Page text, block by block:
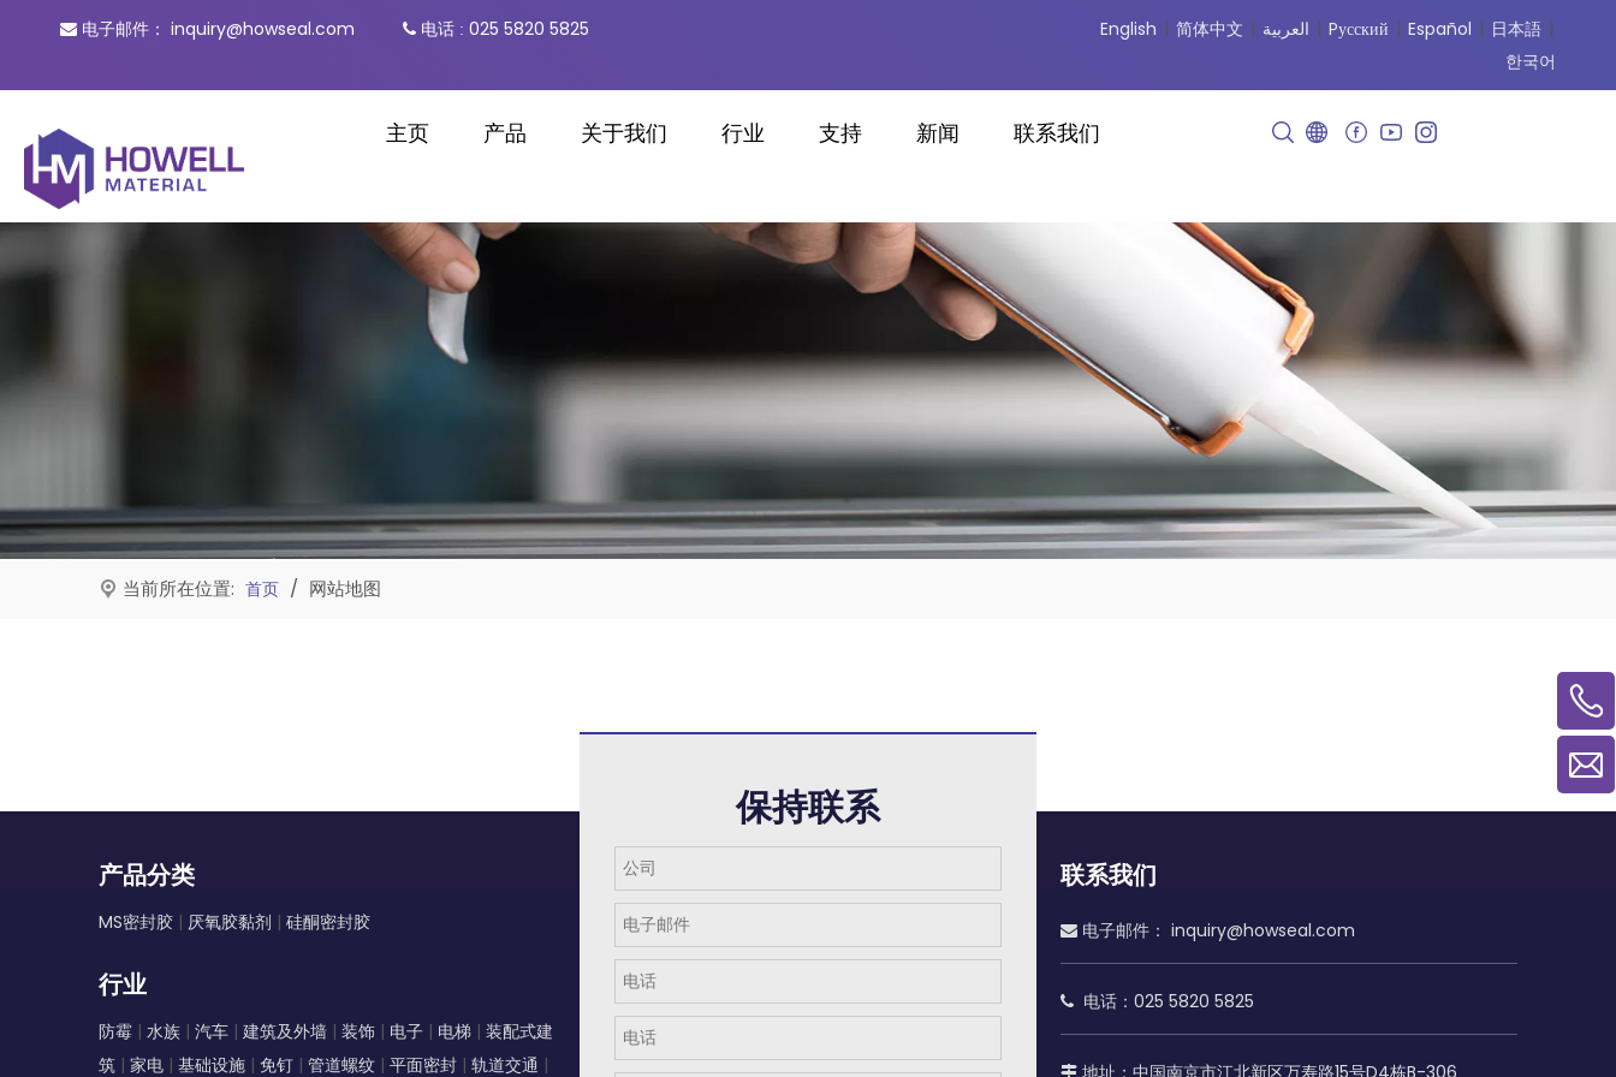
 电子邮件： inquiry@howseal.com  电话 : 025 5820 5825 English | 简体中文 | العربية | Pусский | Español | 日本語 |
한국어
主页 产品 关于我们 行业 支持 新闻 联系我们
当前所在位置: 首页 / 网站地图
产品分类
MS密封胶 | 厌氧胶黏剂 | 硅酮密封胶
行业
防霉 | 水族 | 汽车 | 建筑及外墙 | 装饰 | 电子 | 电梯 | 装配式建
筑 | 家电 | 基础设施 | 免钉 | 管道螺纹 | 平面密封 | 轨道交通 |
保持联系
联系我们
 电子邮件： inquiry@howseal.com
 电话：025 5820 5825
